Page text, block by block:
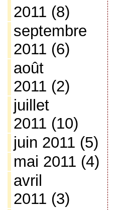
2011 (8)
septembre
2011 (6)
août
2011 (2)
juillet
2011 (10)
juin 2011 (5)
mai 2011 (4)
avril
2011 (3)